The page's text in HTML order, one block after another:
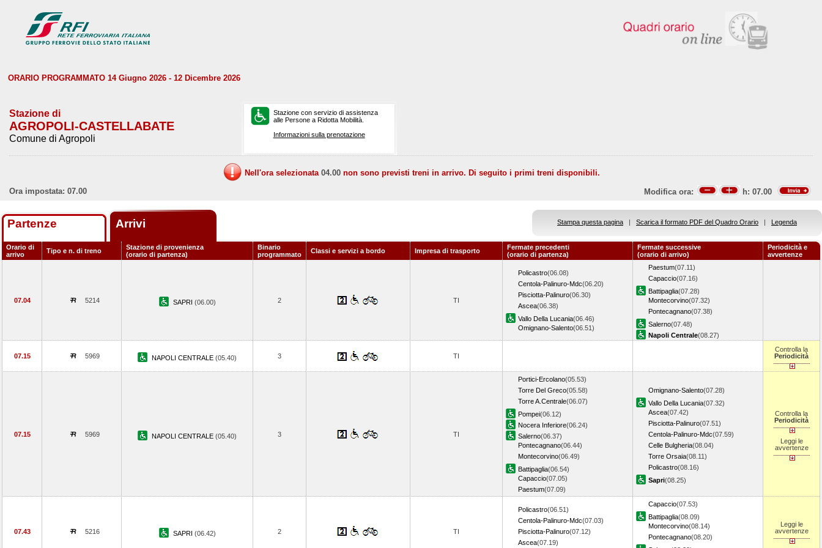
ORARIO PROGRAMMATO 14 Giugno 2026 - 12 Dicembre 2026
Stazione di
AGROPOLI-CASTELLABATE
Comune di Agropoli
Stazione con servizio di assistenza
alle Persone a Ridotta Mobilità.
Informazioni sulla prenotazione
Nell'ora selezionata 04.00 non sono previsti treni in arrivo. Di seguito i primi treni disponibili.
Ora impostata: 07.00
Modifica ora: h: 07.00
Partenze Arrivi Stampa questa pagina | Scarica il formato PDF del Quadro Orario | Legenda
Orario di
arrivo
Tipo e n. di treno
Stazione di provenienza
(orario di partenza)
Binario
programmato
Classi e servizi a bordo Impresa di trasporto
Fermate precedenti
(orario di partenza)
Fermate successive
(orario di arrivo)
Periodicità e
avvertenze
07.04 5214 SAPRI (06.00) 2 TI
Policastro(06.08)
Centola-Palinuro-Mdc(06.20)
Pisciotta-Palinuro(06.30)
Ascea(06.38)
Vallo Della Lucania(06.46)
Omignano-Salento(06.51)
Paestum(07.11)
Capaccio(07.16)
Battipaglia(07.28)
Montecorvino(07.32)
Pontecagnano(07.38)
Salerno(07.48)
Napoli Centrale(08.27)
07.15 5969 NAPOLI CENTRALE (05.40) 3 TI
Controlla la
Periodicità
07.15 5969 NAPOLI CENTRALE (05.40) 3 TI
Portici-Ercolano(05.53)
Torre Del Greco(05.58)
Torre A.Centrale(06.07)
Pompei(06.12)
Nocera Inferiore(06.24)
Salerno(06.37)
Pontecagnano(06.44)
Montecorvino(06.49)
Battipaglia(06.54)
Capaccio(07.05)
Paestum(07.09)
Omignano-Salento(07.28)
Vallo Della Lucania(07.32)
Ascea(07.42)
Pisciotta-Palinuro(07.51)
Centola-Palinuro-Mdc(07.59)
Celle Bulgheria(08.04)
Torre Orsaia(08.11)
Policastro(08.16)
Sapri(08.25)
Controlla la
Periodicità
Leggi le
avvertenze
07.43 5216 SAPRI (06.42) 2 TI
Policastro(06.51)
Centola-Palinuro-Mdc(07.03)
Pisciotta-Palinuro(07.12)
Ascea(07.19)
Capaccio(07.53)
Battipaglia(08.09)
Montecorvino(08.14)
Pontecagnano(08.20)
Leggi le
avvertenze